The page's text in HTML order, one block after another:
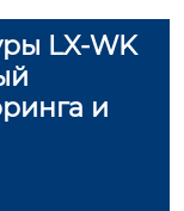
LX-WK
и